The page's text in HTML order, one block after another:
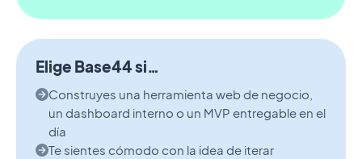
Elige Base44 si…
Construyes una herramienta web de negocio,
un dashboard interno o un MVP entregable en el
día
Te sientes cómodo con la idea de iterar